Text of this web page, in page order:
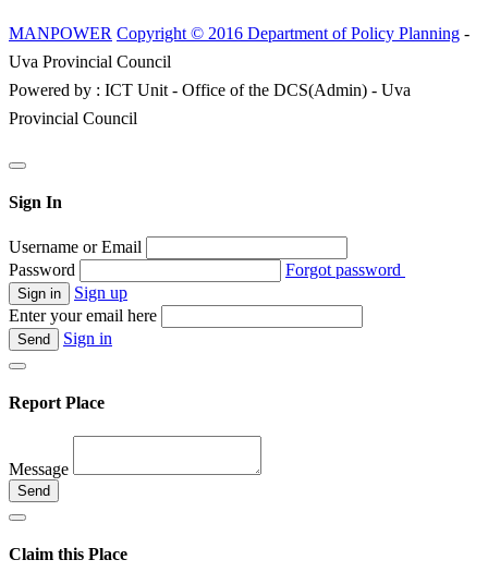
MANPOWER Copyright © 2016 Department of Policy Planning -
Uva Provincial Council
Powered by : ICT Unit - Office of the DCS(Admin) - Uva
Provincial Council
Sign In
Username or Email
Password
Forgot password
Sign up
Enter your email here
Sign in
Report Place
Message
Claim this Place